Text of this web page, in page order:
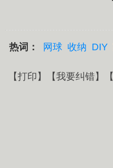
热词： 网球 收纳 DIY
【打印】【我要纠错】【